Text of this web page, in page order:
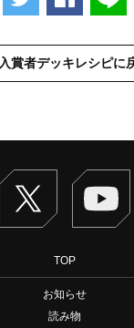
入賞者デッキレシピに
Twitter
TOP
お知らせ
読み物